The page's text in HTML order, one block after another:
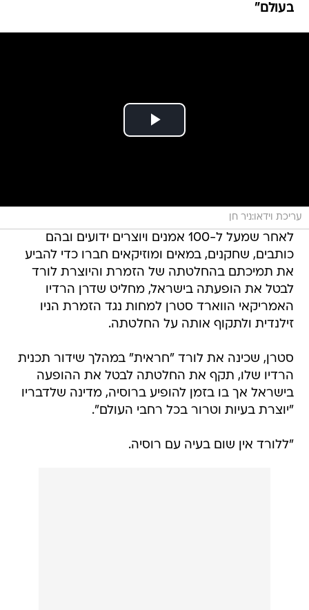
בעולם"
עריכת וידאו:ניר חן
לאחר שמעל ל-100 אמנים ויוצרים ידועים ובהם
כותבים, שחקנים, במאים ומוזיקאים חברו כדי להביע
את תמיכתם בהחלטתה של הזמרת והיוצרת לורד
לבטל את הופעתה בישראל, מחליט שדרן הרדיו
האמריקאי הווארד סטרן למחות נגד הזמרת הניו
זילנדית ולתקוף אותה על החלטתה.
סטרן, שכינה את לורד "חראית" במהלך שידור תכנית
הרדיו שלו, תקף את החלטתה לבטל את ההופעה
בישראל אך בו בזמן להופיע ברוסיה, מדינה שלדבריו
"יוצרת בעיות וטרור בכל רחבי העולם".
"ללורד אין שום בעיה עם רוסיה.